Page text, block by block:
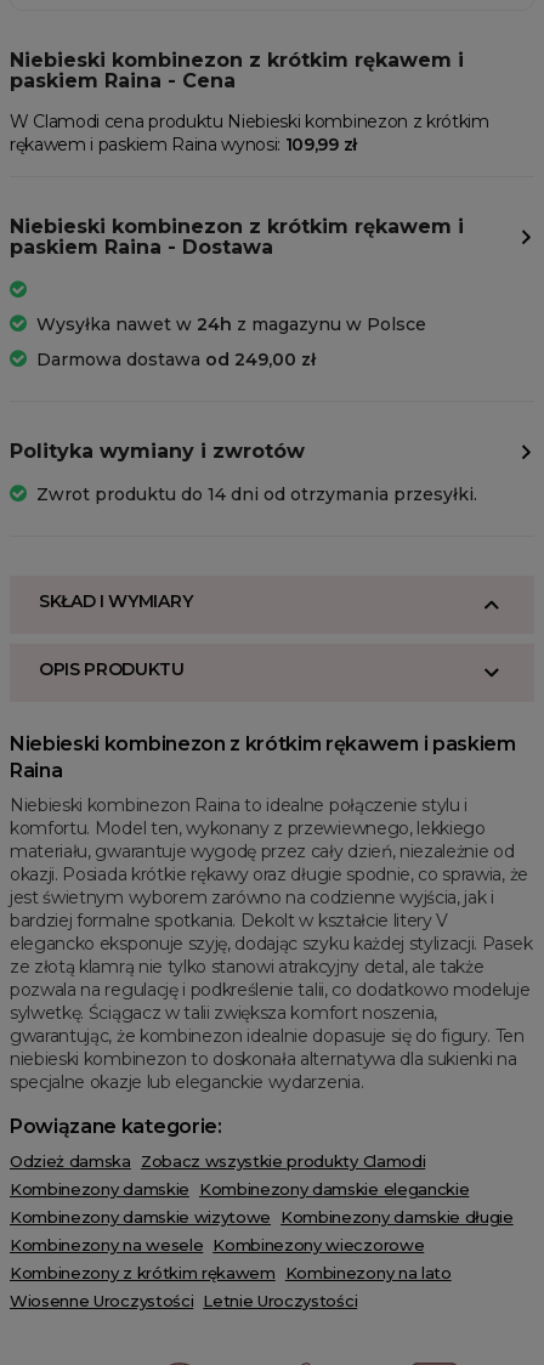
Niebieski kombinezon z krótkim rękawem i
paskiem Raina - Cena
W Clamodi cena produktu Niebieski kombinezon z krótkim
rękawem i paskiem Raina wynosi: 109,99 zł
Niebieski kombinezon z krótkim rękawem i
paskiem Raina - Dostawa
Wysyłka nawet w 24h z magazynu w Polsce
Darmowa dostawa od 249,00 zł
Polityka wymiany i zwrotów
Zwrot produktu do 14 dni od otrzymania przesyłki.
SKŁAD I WYMIARY
OPIS PRODUKTU
Niebieski kombinezon z krótkim rękawem i paskiem
Raina
Niebieski kombinezon Raina to idealne połączenie stylu i
komfortu. Model ten, wykonany z przewiewnego, lekkiego
materiału, gwarantuje wygodę przez cały dzień, niezależnie od
okazji. Posiada krótkie rękawy oraz długie spodnie, co sprawia, że
jest świetnym wyborem zarówno na codzienne wyjścia, jak i
bardziej formalne spotkania. Dekolt w kształcie litery V
elegancko eksponuje szyję, dodając szyku każdej stylizacji. Pasek
ze złotą klamrą nie tylko stanowi atrakcyjny detal, ale także
pozwala na regulację i podkreślenie talii, co dodatkowo modeluje
sylwetkę. Ściągacz w talii zwiększa komfort noszenia,
gwarantując, że kombinezon idealnie dopasuje się do figury. Ten
niebieski kombinezon to doskonała alternatywa dla sukienki na
specjalne okazje lub eleganckie wydarzenia.
Powiązane kategorie:
Odzież damska
Zobacz wszystkie produkty Clamodi
Kombinezony damskie
Kombinezony damskie eleganckie
Kombinezony damskie wizytowe
Kombinezony damskie długie
Kombinezony na wesele Kombinezony wieczorowe
Kombinezony z krótkim rękawem
Kombinezony na lato
Wiosenne Uroczystości Letnie Uroczystości